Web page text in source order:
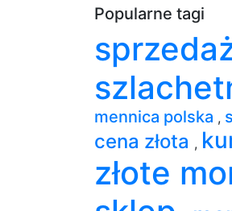
Popularne tagi
mennica polska ,
cena złota ,
złote